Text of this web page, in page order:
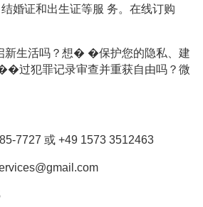
婚证和出生证等服 务。在线订购
新生活吗？想� �保护您的隐私、建
过犯罪记录审查并重获自由吗？微
7727 或 +49 1573 3512463